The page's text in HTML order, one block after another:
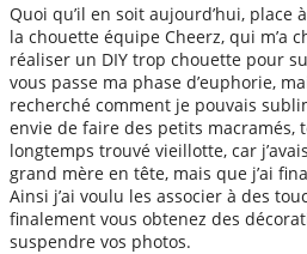
Quoi qu’il en soit aujourd’hui, place
la chouette équipe Cheerz, qui m’a
réaliser un DIY trop chouette pour
vous passe ma phase d’euphorie,
recherché comment je pouvais
envie de faire des petits macramés,
longtemps trouvé vieillotte, car
grand mère en tête, mais que j’ai
Ainsi j’ai voulu les associer à des
finalement vous obtenez des
suspendre vos photos.